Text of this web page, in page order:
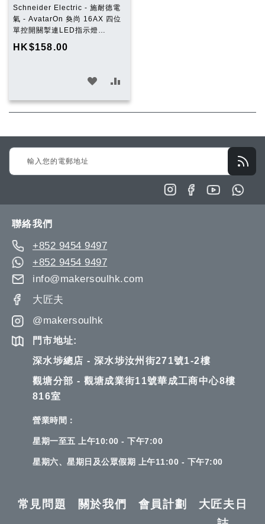
Schneider Electric - 施耐德電
氣 - AvatarOn 奐尚 16AX 四位
單控開關掣連LED指示燈
E8334L1LED
HK$158.00
入 入
Sign
Up
聯絡我們
+852 9454 9497
+852 9454 9497
info@makersoulhk.com
大匠夫
@makersoulhk
門市地址:
深水埗總店 - 深水埗汝州街271號1-2樓
觀塘分部 - 觀塘成業街11號華成工商中心8樓
816室
營業時間：
星期一至五 上午10:00 - 下午7:00
星期六、星期日及公眾假期 上午11:00 - 下午7:00
常見問題 關於我們 會員計劃
大匠夫日